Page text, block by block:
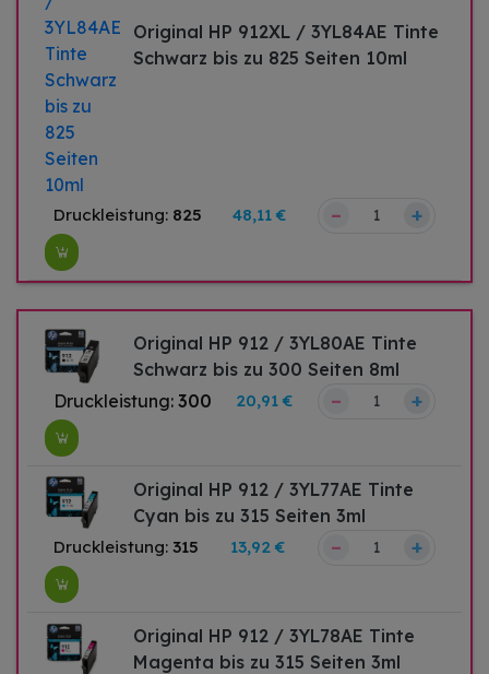
Original HP 912XL / 3YL84AE Tinte
Schwarz bis zu 825 Seiten 10ml
Druckleistung: 825 48,11 € – +
Original HP 912 / 3YL80AE Tinte
Schwarz bis zu 300 Seiten 8ml
Druckleistung: 300 20,91 € – +
Original HP 912 / 3YL77AE Tinte
Cyan bis zu 315 Seiten 3ml
Druckleistung: 315 13,92 € – +
Original HP 912 / 3YL78AE Tinte
Magenta bis zu 315 Seiten 3ml